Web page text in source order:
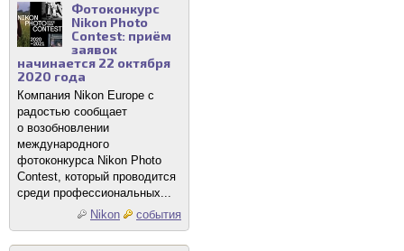
Фотоконкурс
Nikon Photo
Contest: приём
заявок
начинается 22 октября
2020 года
Компания Nikon Europe с
радостью сообщает
о возобновлении
международного
фотоконкурса Nikon Photo
Contest, который проводится
среди профессиональных...
Nikon
события